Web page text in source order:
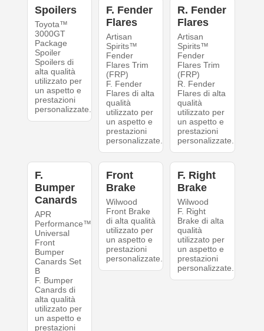
Spoilers
Toyota™
3000GT
Package
Spoiler
Spoilers di
alta qualità
utilizzato per
un aspetto e
prestazioni
personalizzate.
F. Fender
Flares
Artisan
Spirits™
Fender
Flares Trim
(FRP)
F. Fender
Flares di alta
qualità
utilizzato per
un aspetto e
prestazioni
personalizzate.
R. Fender
Flares
Artisan
Spirits™
Fender
Flares Trim
(FRP)
R. Fender
Flares di alta
qualità
utilizzato per
un aspetto e
prestazioni
personalizzate.
F.
Bumper
Canards
APR
Performance™
Universal
Front
Bumper
Canards Set
B
F. Bumper
Canards di
alta qualità
utilizzato per
un aspetto e
prestazioni
Front
Brake
Wilwood
Front Brake
di alta qualità
utilizzato per
un aspetto e
prestazioni
personalizzate.
F. Right
Brake
Wilwood
F. Right
Brake di alta
qualità
utilizzato per
un aspetto e
prestazioni
personalizzate.